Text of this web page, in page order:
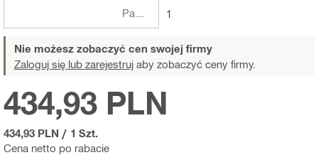
1
Nie możesz zobaczyć cen swojej firmy
Zaloguj się lub zarejestruj aby zobaczyć ceny firmy.
Cena netto po rabacie
434,93 PLN
434,93 PLN / 1 Szt.